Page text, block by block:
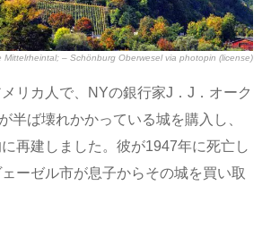
Mittelrheintal; – Schönburg Oberweselvia photopin (license)
リカ人で、NYの銀行家J．J．オーク
半ば壊れかかっている城を購入し、
再建しました。彼が1947年に死亡し
ーゼル市が息子からその城を買い取